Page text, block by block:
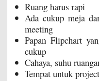
Ruang harus rapi
Ada cukup meja
meeting
Papan Flipchart
cukup
Cahaya, suhu
Tempat untuk